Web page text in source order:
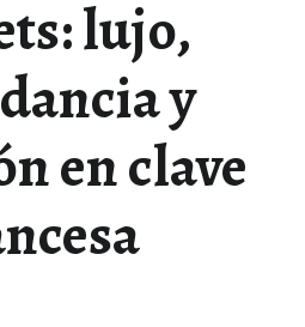
lujo,
y
en clave